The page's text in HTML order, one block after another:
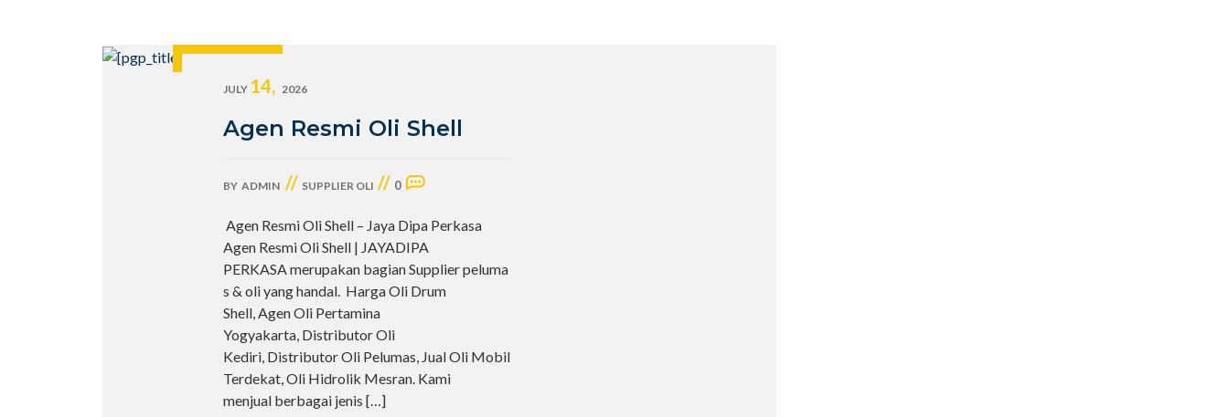
JULY 14, 2026
Agen Resmi Oli Shell
BY ADMIN // SUPPLIER OLI // 0
Agen Resmi Oli Shell – Jaya Dipa Perkasa
Agen Resmi Oli Shell | JAYADIPA
PERKASA merupakan bagian Supplier peluma
s & oli yang handal. Harga Oli Drum
Shell, Agen Oli Pertamina
Yogyakarta, Distributor Oli
Kediri, Distributor Oli Pelumas, Jual Oli Mobil
Terdekat, Oli Hidrolik Mesran. Kami
menjual berbagai jenis […]